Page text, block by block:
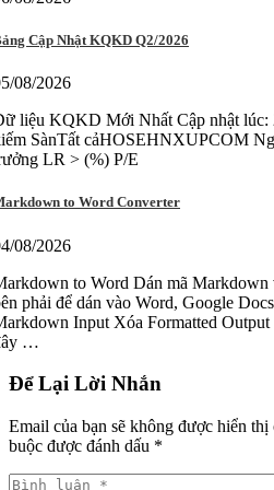
Cập Nhật KQKD Q2/2026
08/2026
liệu KQKD Mới Nhất Cập nhật lúc:
SànTất cảHOSEHNXUPCOM
LR > (%) P/E
to Word Converter
08/2026
to Word Dán mã Markdown
phải để dán vào Word, Google
Input Xóa Formatted Output
…
Để Lại Lời Nhắn
Email của bạn sẽ không được hiển thị
buộc được đánh dấu *